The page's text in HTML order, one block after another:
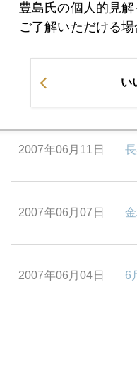
2007年06月13日
2007年06月12日
2007年06月11日
2007年06月07日
2007年06月04日 6
豊島氏の個人的見
ご了解いただける
い